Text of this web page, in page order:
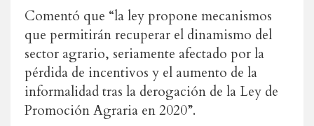
Comentó que “la ley propone mecanismos
que permitirán recuperar el dinamismo del
sector agrario, seriamente afectado por la
pérdida de incentivos y el aumento de la
informalidad tras la derogación de la Ley de
Promoción Agraria en 2020”.